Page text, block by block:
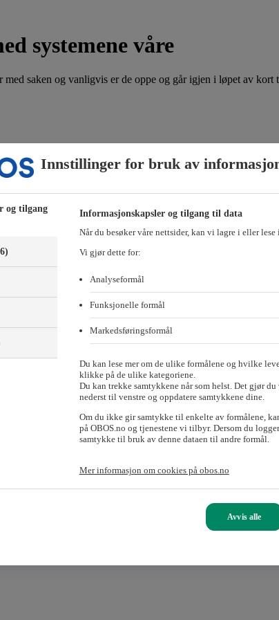
systemene våre
saken og vanligvis er de oppe og går igjen i løpet av
bolig det gjelder. Husk å få med ditt navn,
posten til:
hammersborg@obos.no
posten til:forkjop@obos.no
Styrerommet eller Vibbo?
Innstillinger for bruk av
og tilgang
Informasjonskapsler og tilgang til data
Når du besøker våre nettsider, kan vi lagre i eller
Vi gjør dette for:
Analyseformål
Funksjonelle formål
Markedsføringsformål
Du kan lese mer om de ulike formålene og hvilke
klikke på de ulike kategoriene.
Du kan trekke samtykkene når som helst. Det gjør
nederst til venstre og oppdatere samtykkene dine.
Om du ikke gir samtykke til enkelte av formålene,
på OBOS.no og tjenestene vi tilbyr. Dersom du
samtykke til bruk av denne dataen til andre formål.
Mer informasjon om cookies på obos.no
Avvis alle